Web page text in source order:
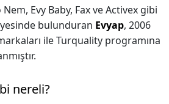
Evy Baby, Fax ve Activex gibi
bulunduran Evyap, 2006
ile Turquality programına
nereli?